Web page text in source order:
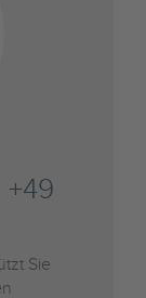
+49
Sie